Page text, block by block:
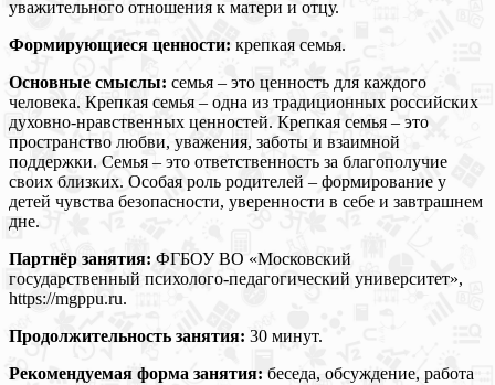
уважительного отношения к матери и отцу.
Формирующиеся ценности: крепкая семья.
Основные смыслы: семья – это ценность для каждого
человека. Крепкая семья – одна из традиционных российских
духовно-нравственных ценностей. Крепкая семья – это
пространство любви, уважения, заботы и взаимной
поддержки. Семья – это ответственность за благополучие
своих близких. Особая роль родителей – формирование у
детей чувства безопасности, уверенности в себе и завтрашнем
дне.
Партнёр занятия: ФГБОУ ВО «Московский
государственный психолого-педагогический университет»,
https://mgppu.ru.
Продолжительность занятия: 30 минут.
Рекомендуемая форма занятия: беседа, обсуждение, работа